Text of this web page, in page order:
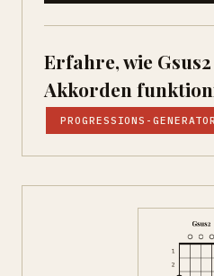
Erfahre, wie
Akkorden
PROGRESSIONS-GENERATOR